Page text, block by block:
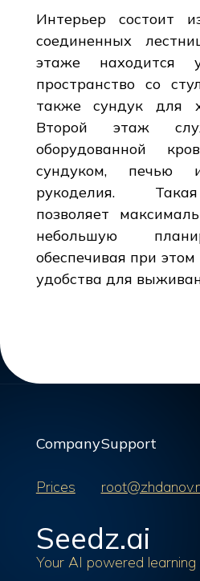
Интерьер состоит
соединенных
этаже находится
пространство со
также сундук для
Второй этаж
оборудованной
сундуком, печью
рукоделия.
позволяет
небольшую
обеспечивая при
удобства для
Company
Prices
Support
Seedz.ai
Your AI powered